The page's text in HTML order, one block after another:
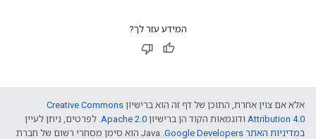
המידע עזר לך?
אלא אם צוין אחרת, התוכן של דף זה הוא ברישיון Creative Commons
Attribution 4.0 ודוגמאות הקוד הן ברישיון Apache 2.0. לפרטים, ניתן לעיין
במדיניות האתר Google Developers‏
.‏ Java הוא סימן מסחרי רשום של חברת